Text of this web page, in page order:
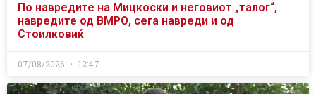
По навредите на Мицкоски и неговиот „талог“,
навредите од ВМРО, сега навреди и од
Стоилковиќ
07/08/2026 12:47